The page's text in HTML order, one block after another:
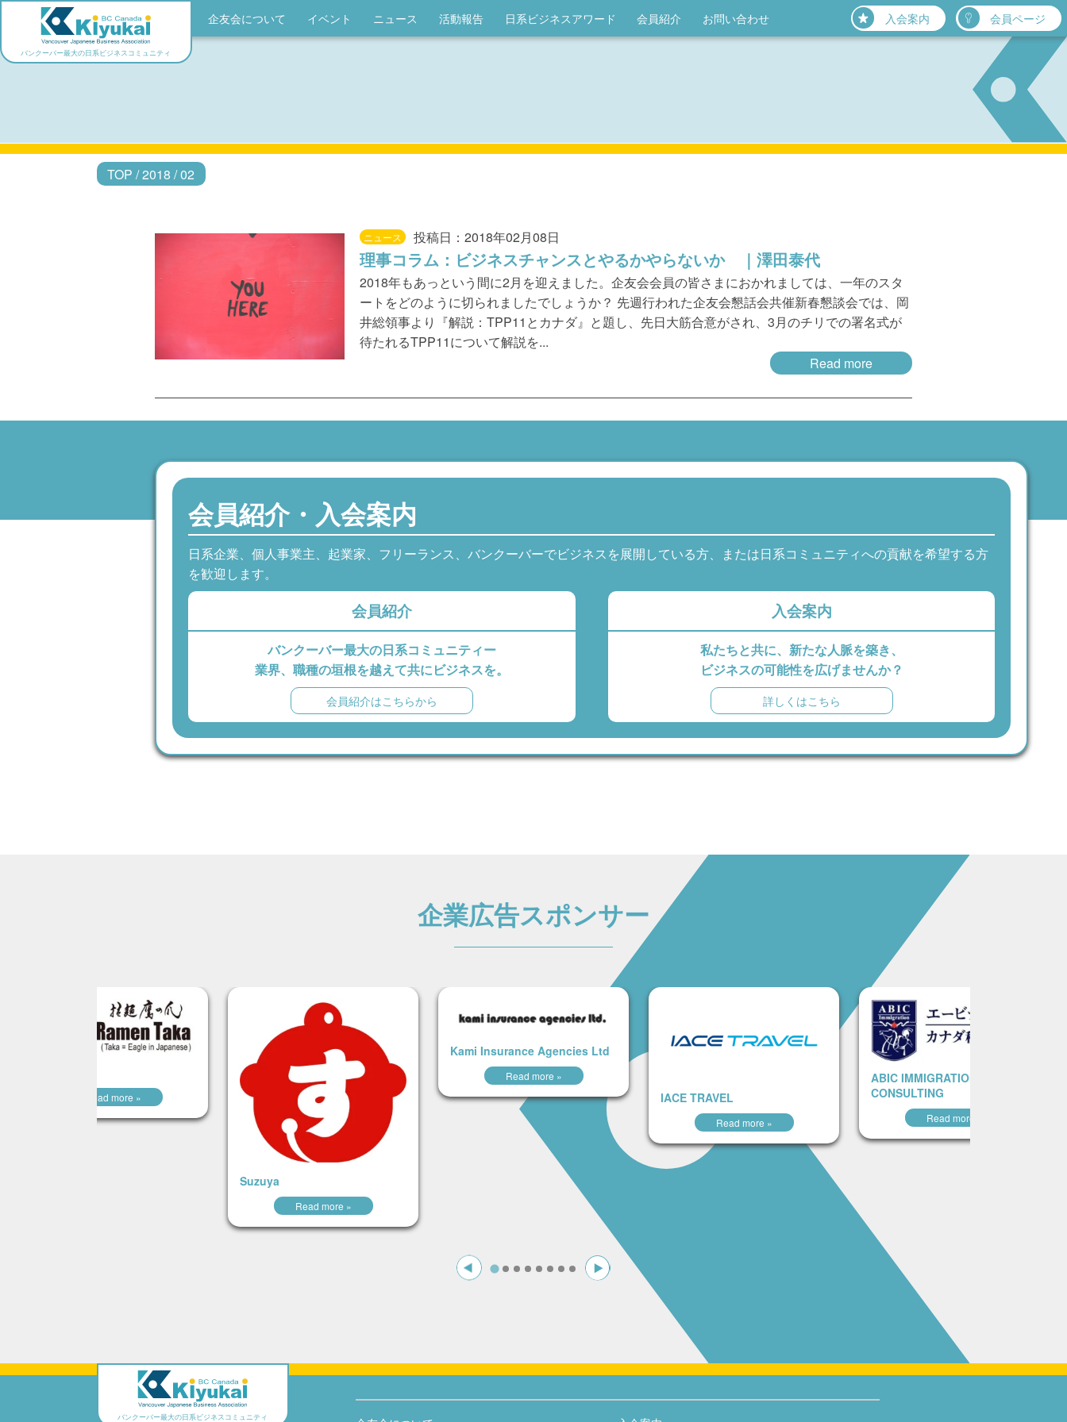
バンクーバー最大の日系ビジネスコミュニティ
企友会について イベント ニュース 活動報告 日系ビジネスアワード 会員紹介 お問い合わせ 入会案内 会員ページ
TOP /2018 /02
ニュース 投稿日：2018年02月08日
理事コラム：ビジネスチャンスとやるかやらないか ｜澤田泰代
2018年もあっという間に2月を迎えました。企友会会員の皆さまにおかれましては、一年のスタ
ートをどのように切られましたでしょうか？ 先週行われた企友会懇話会共催新春懇談会では、岡
井総領事より『解説：TPP11とカナダ』と題し、先日大筋合意がされ、3月のチリでの署名式が
待たれるTPP11について解説を...
Read more
会員紹介・入会案内
日系企業、個人事業主、起業家、フリーランス、バンクーバーでビジネスを展開している方、または日系コミュニティへの貢献を希望する方
を歓迎します。
会員紹介
バンクーバー最大の日系コミュニティー
業界、職種の垣根を越えて共にビジネスを。
会員紹介はこちらから
入会案内
私たちと共に、新たな人脈を築き、
ビジネスの可能性を広げませんか？
詳しくはこちら
企業広告スポンサー
Read more »
Suzuya
Read more »
Kami Insurance Agencies Ltd
Read more »
IACE TRAVEL
Read more »
ABIC IMMIGRATION
CONSULTING
Read more »
バンクーバー最大の日系ビジネスコミュニティ